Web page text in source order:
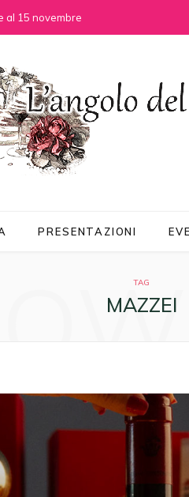
al 15 novembre
PRESENTAZIONI
TAG
MAZZEI